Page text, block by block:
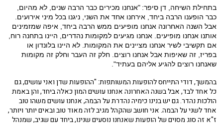
בתחילת השיחה, דן סיפר: "אנחנו מכירים כבר הרבה שנים, לא מהיום,
כבר הופענו הרבה ביחד, אירחנו אחד את השני, ניגנו בכל מיני אירועים.
אבל השנה האחרונה אנחנו מופיעים ממש הרבה ביחד, איפה שמזמינים
אותנו אנחנו מופיעים. אנחנו מגיעים למקומות נהדרים, היינו בתחנה רוח,
אם תקשיבי לשיר אנחנו מציינים את המקומות. לא היינו בלונדון או
בפריז, זה שאיפות אבל אנחנו רוצים. חלק זה העבר וחלק זה מקומות
שאנחנו רוצים להגיע אליהם בעתיד".
בהמשך, דודי התייחס להופעות המשותפות: "ההופעות שדן ואני עושים, גם
כל אחד לבד, אבל בשנה האחרונה אנחנו עושים המון כאלה ביחד, והן באמת
הולכות נהדר. גם יש בנינו כימיה נהדרת על הבמה, אנחנו עושים משהו טוב
אחד לשני על הבמה. אני חושב שהקהל מגיב לזה מאוד טוב ובאים יותר ויותר,
ז"א זה סוג מסוים של הופעות שאנחנו נוסעים שנינו, ביחד עם שגיב, שמנהל